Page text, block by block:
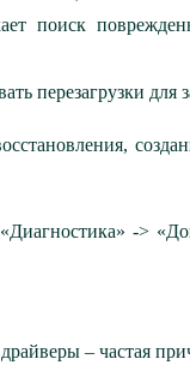
поиск
перезагрузки для
->
– частая